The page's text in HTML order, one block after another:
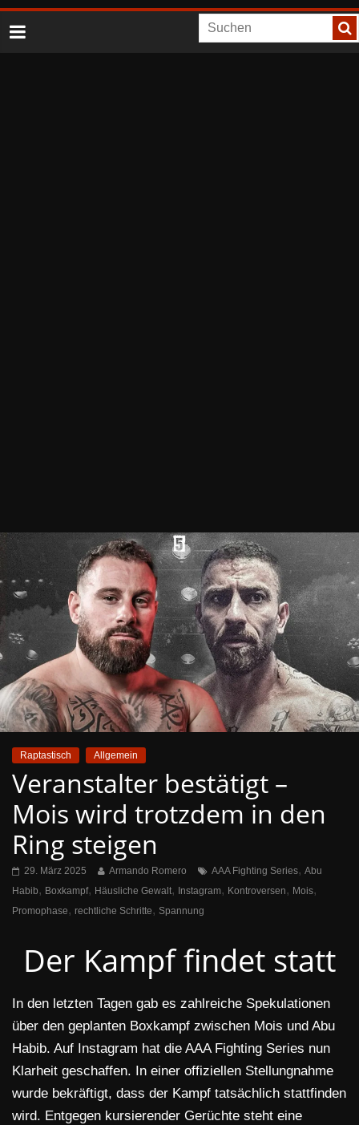
Raptastisch Allgemein
Veranstalter bestätigt –
Mois wird trotzdem in den
Ring steigen
29. März 2025 Armando Romero AAA Fighting Series, Abu
Habib, Boxkampf, Häusliche Gewalt, Instagram, Kontroversen, Mois,
Promophase, rechtliche Schritte, Spannung
Der Kampf findet statt
In den letzten Tagen gab es zahlreiche Spekulationen
über den geplanten Boxkampf zwischen Mois und Abu
Habib. Auf Instagram hat die AAA Fighting Series nun
Klarheit geschaffen. In einer offiziellen Stellungnahme
wurde bekräftigt, dass der Kampf tatsächlich stattfinden
wird. Entgegen kursierender Gerüchte steht eine